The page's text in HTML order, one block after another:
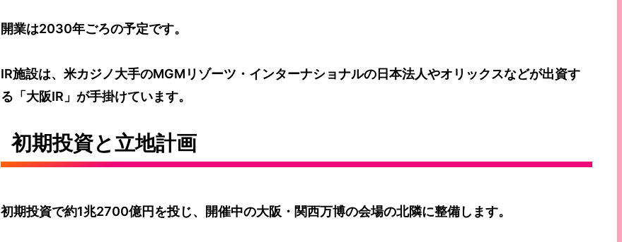
開業は2030年ごろの予定です。
IR施設は、米カジノ大手のMGMリゾーツ・インターナショナルの日本法人やオリックスなどが出資す
る「大阪IR」が手掛けています。
初期投資と立地計画
初期投資で約1兆2700億円を投じ、開催中の大阪・関西万博の会場の北隣に整備します。